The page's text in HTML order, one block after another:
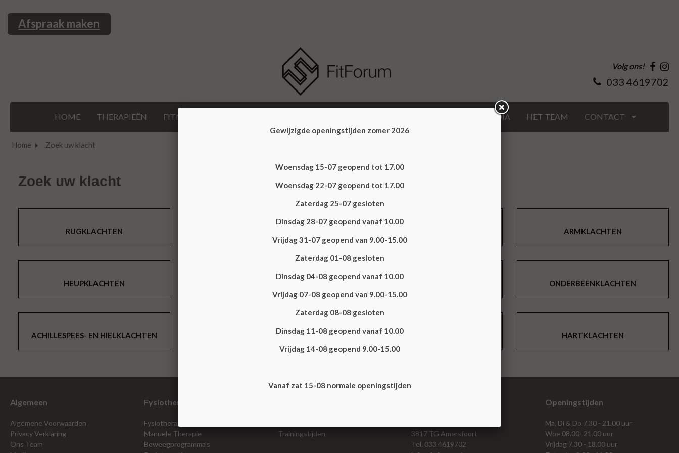
Afspraak maken
Volg ons!
033 4619702
HOME THERAPIEËN FITNESS & SPORTEN MEDIA HET TEAM CONTACT
Home Zoek uw klacht
Zoek uw klacht
RUGKLACHTEN ARMKLACHTEN
HEUPKLACHTEN BOVENBEENKLACHTEN ONDERBEENKLACHTEN
ACHILLESPEES- EN HIELKLACHTEN ENKELKLACHTEN GEHELE LICHAAM HARTKLACHTEN
Algemeen
Algemene Voorwaarden
Privacy Verklaring
Ons Team
Fysiotherapie
Fysiotherapie PLUS Specialisaties
Manuele Therapie
Beweegprogramma’s
Trainingstijden
3817 TG Amersfoort
Tel. 033 4619702
Openingstijden
Ma, Di & Do 7.30 - 21.00 uur
Woe 08.00- 21.00 uur
Vrijdag 7.30 - 18.00 uur
Gewijzigde openingstijden zomer 2026
Woensdag 15-07 geopend tot 17.00
Woensdag 22-07 geopend tot 17.00
Zaterdag 25-07 gesloten
Dinsdag 28-07 geopend vanaf 10.00
Vrijdag 31-07 geopend van 9.00-15.00
Zaterdag 01-08 gesloten
Dinsdag 04-08 geopend vanaf 10.00
Vrijdag 07-08 geopend van 9.00-15.00
Zaterdag 08-08 gesloten
Dinsdag 11-08 geopend vanaf 10.00
Vrijdag 14-08 geopend 9.00-15.00
Vanaf zat 15-08 normale openingstijden